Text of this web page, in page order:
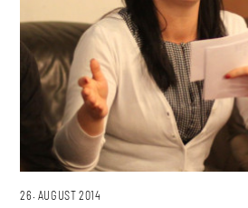
26. AUGUST 2014